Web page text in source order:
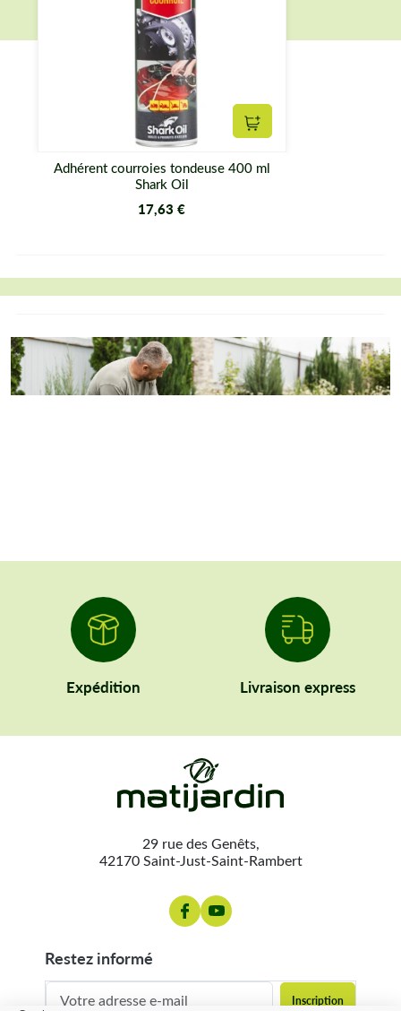
Ajouter au panier
Adhérent courroies tondeuse 400 ml
Shark Oil
17,63 €
Expédition Livraison express
29 rue des Genêts,
42170 Saint-Just-Saint-Rambert
restez informé